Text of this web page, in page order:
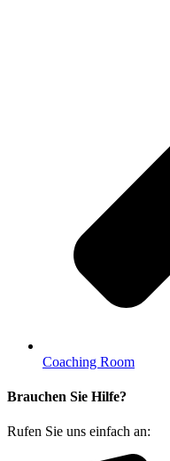
Coaching Room
Brauchen Sie Hilfe?
Rufen Sie uns einfach an: